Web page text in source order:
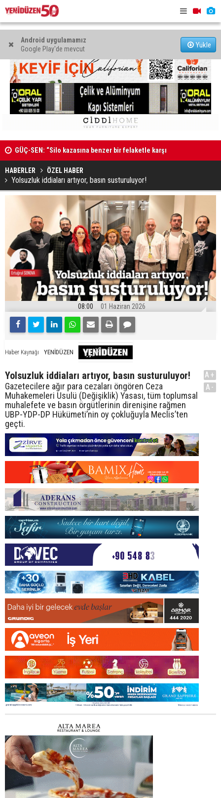
Android uygulamamız
Google Play'de mevcut
Yükle
GÜÇ-SEN: “Silo kazasına benzer bir felaketle karşı
karşıya kalınmaması adına harekete geçtik
MAHKEME İLANI
HABERLER ÖZEL HABER
Yolsuzluk iddiaları artıyor, basın susturuluyor!
08:00 01 Haziran 2026
Haber Kaynağı YENİDÜZEN
Yolsuzluk iddiaları artıyor, basın susturuluyor!
Gazetecilere ağır para cezaları öngören Ceza
Muhakemeleri Usulü (Değişiklik) Yasası, tüm toplumsal
muhalefete ve basın örgütlerinin direnişine rağmen
UBP-YDP-DP Hükümeti’nin oy çokluğuyla Meclis’ten
geçti.
A+
A-